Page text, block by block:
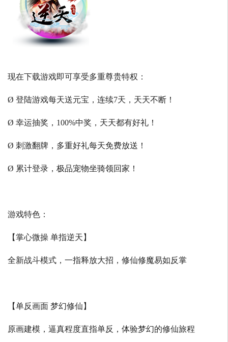
现在下载游戏即可享受多重尊贵特权：
Ø 登陆游戏每天送元宝，连续7天，天天不断！
Ø 幸运抽奖，100%中奖，天天都有好礼！
Ø 刺激翻牌，多重好礼每天免费放送！
Ø 累计登录，极品宠物坐骑领回家！
游戏特色：
【掌心微操 单指逆天】
全新战斗模式，一指释放大招，修仙修魔易如反掌
【单反画面 梦幻修仙】
原画建模，逼真程度直指单反，体验梦幻的修仙旅程